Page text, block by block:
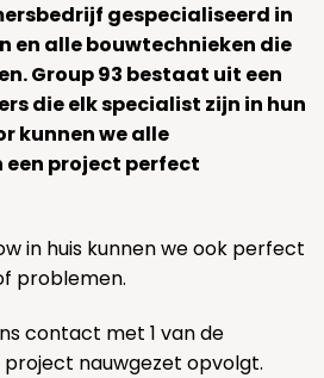
gespecialiseerd in
en alle bouwtechnieken die
Group 93 bestaat uit een
die elk specialist zijn in hun
kunnen we alle
project perfect
in huis kunnen we ook perfect
problemen.
contact met 1 van de
project nauwgezet opvolgt.